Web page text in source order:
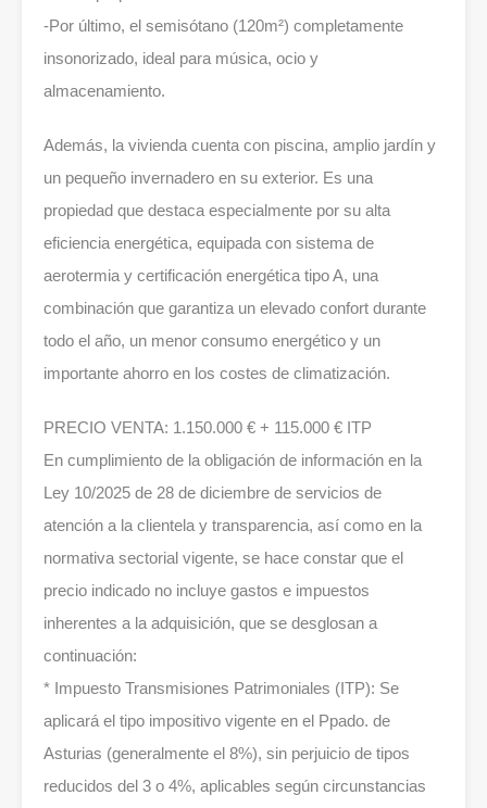
-Por último, el semisótano (120m²) completamente
insonorizado, ideal para música, ocio y
almacenamiento.
Además, la vivienda cuenta con piscina, amplio jardín y
un pequeño invernadero en su exterior. Es una
propiedad que destaca especialmente por su alta
eficiencia energética, equipada con sistema de
aerotermia y certificación energética tipo A, una
combinación que garantiza un elevado confort durante
todo el año, un menor consumo energético y un
importante ahorro en los costes de climatización.
PRECIO VENTA: 1.150.000 € + 115.000 € ITP
En cumplimiento de la obligación de información en la
Ley 10/2025 de 28 de diciembre de servicios de
atención a la clientela y transparencia, así como en la
normativa sectorial vigente, se hace constar que el
precio indicado no incluye gastos e impuestos
inherentes a la adquisición, que se desglosan a
continuación:
* Impuesto Transmisiones Patrimoniales (ITP): Se
aplicará el tipo impositivo vigente en el Ppado. de
Asturias (generalmente el 8%), sin perjuicio de tipos
reducidos del 3 o 4%, aplicables según circunstancias